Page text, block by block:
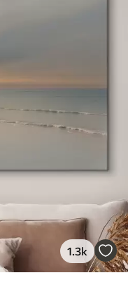
1.3k